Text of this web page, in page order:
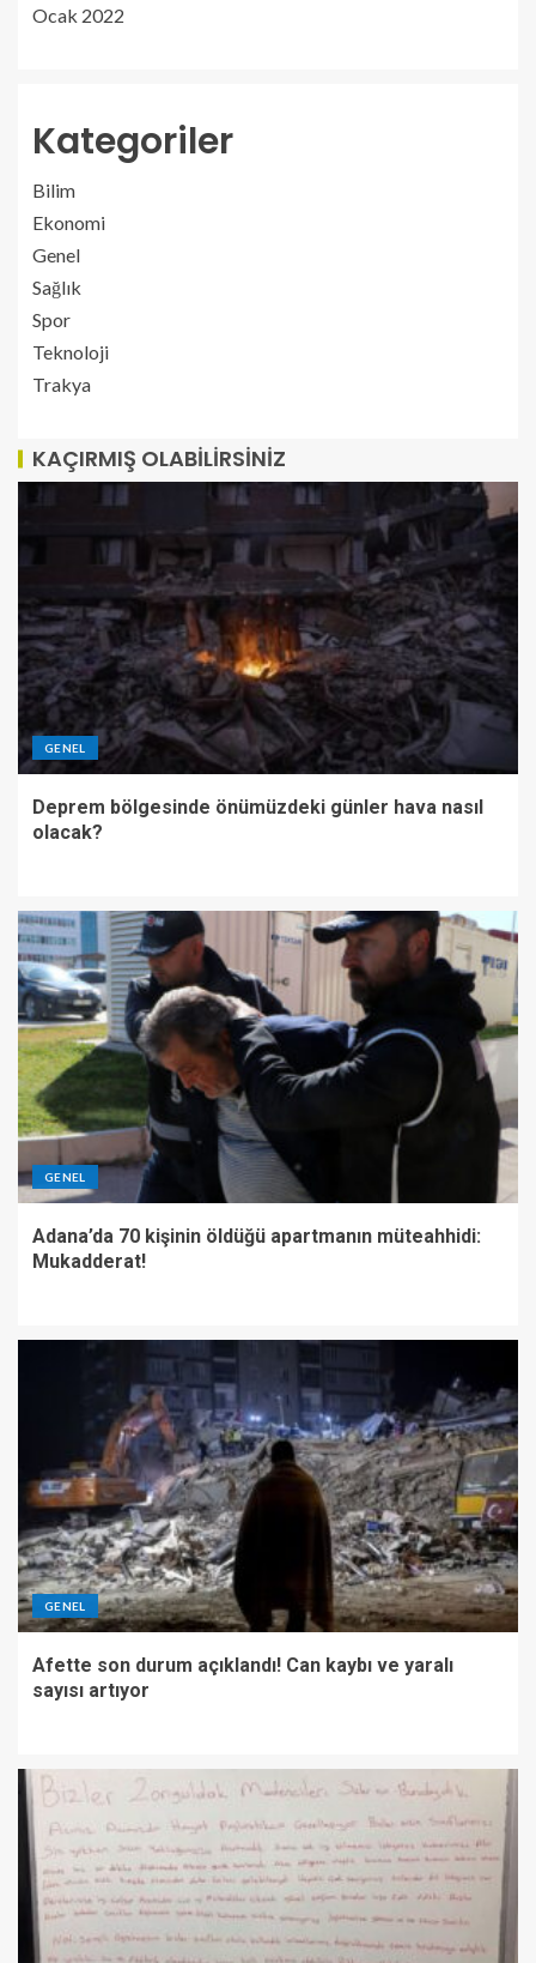
Ocak 2022
Kategoriler
Bilim
Ekonomi
Genel
Sağlık
Spor
Teknoloji
Trakya
KAÇIRMIŞ OLABILIRSINIZ
GENEL
Deprem bölgesinde önümüzdeki günler hava nasıl
olacak?
GENEL
Adana’da 70 kişinin öldüğü apartmanın müteahhidi:
Mukadderat!
GENEL
Afette son durum açıklandı! Can kaybı ve yaralı
sayısı artıyor